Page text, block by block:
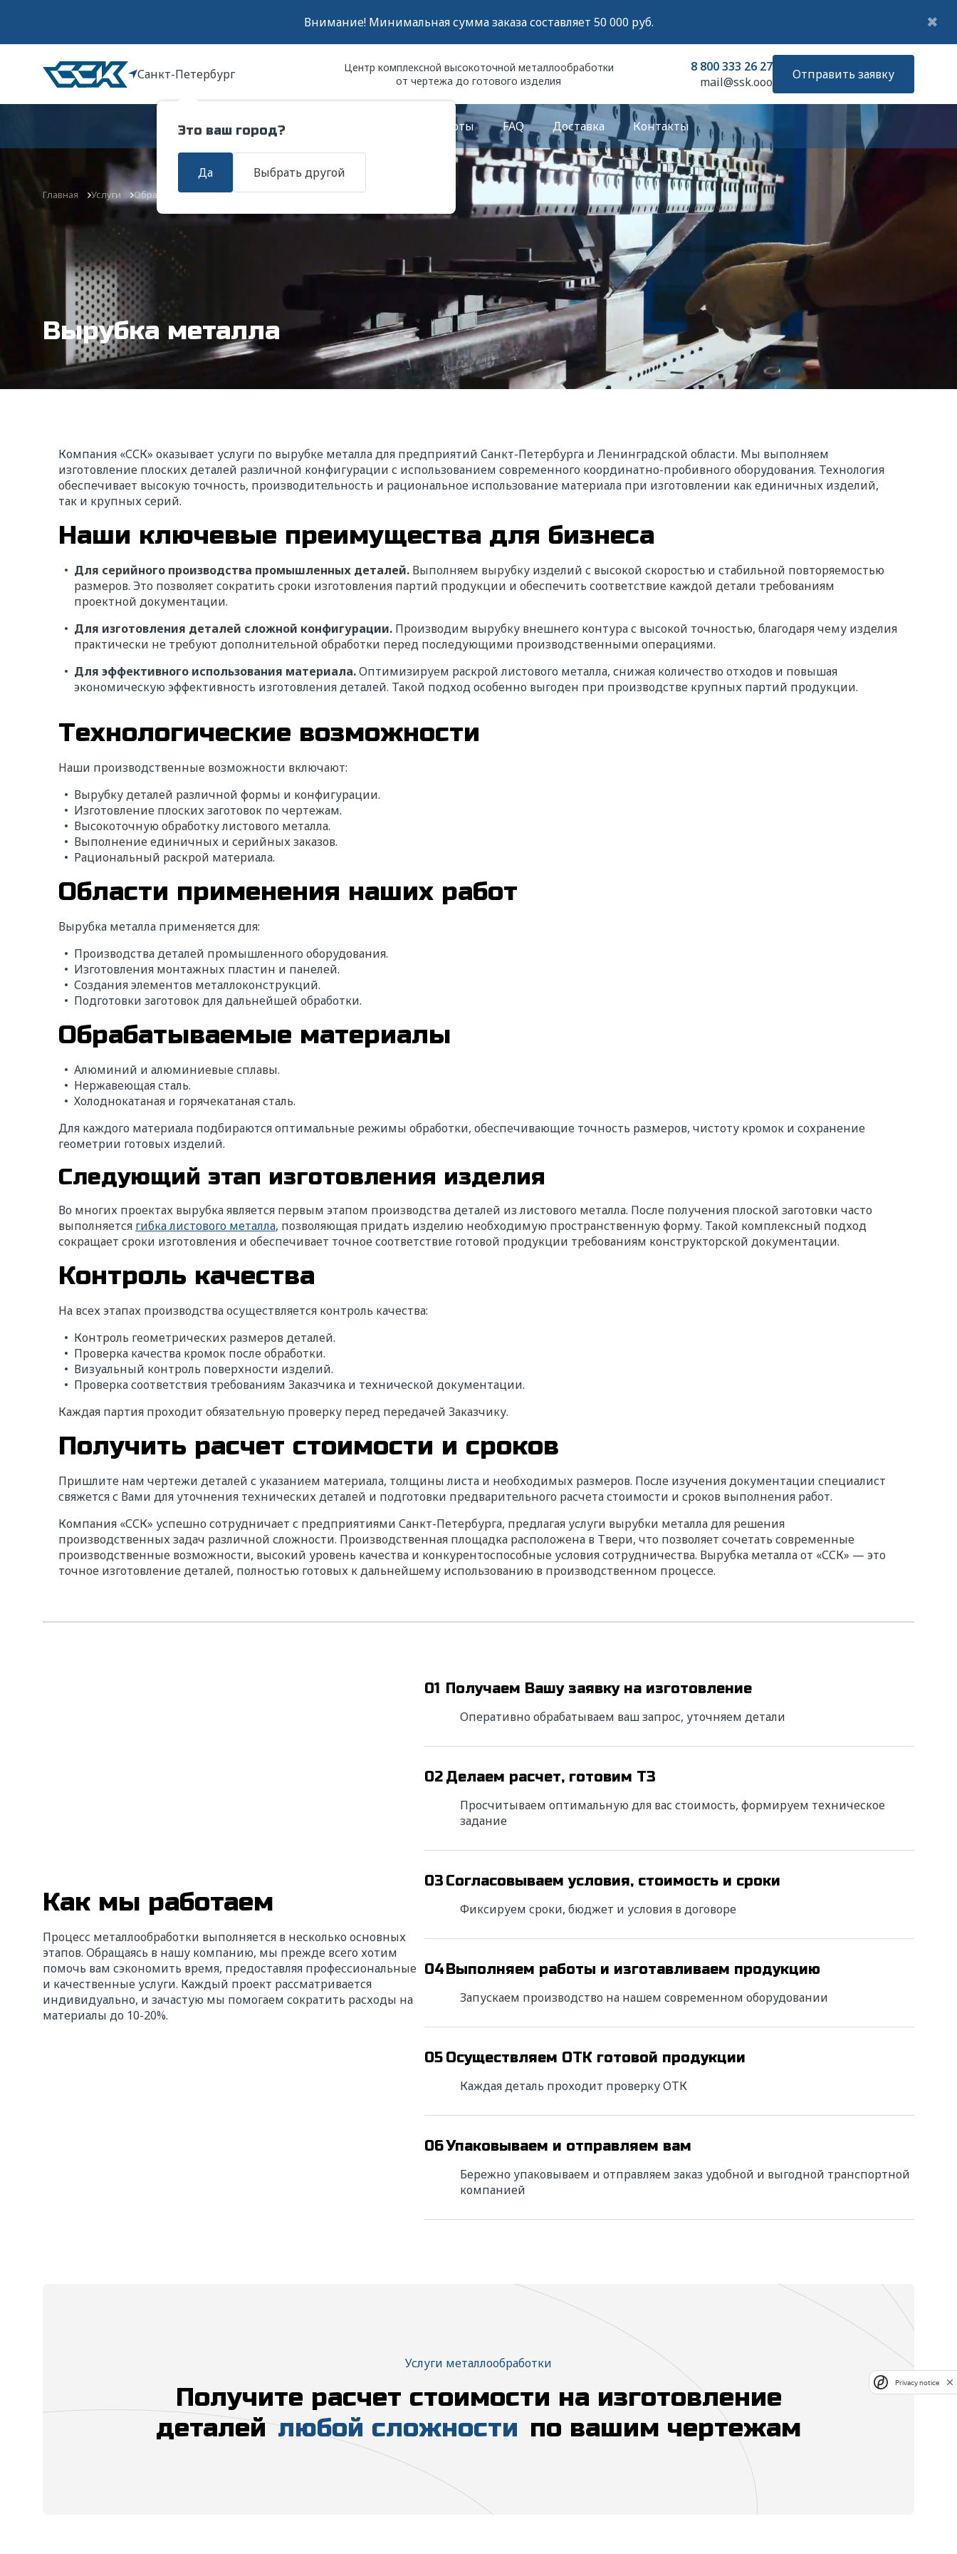
Внимание! Минимальная сумма заказа составляет 50 000 руб. ✖
Санкт-Петербург
Это ваш город?
Да Выбрать другой
Центр комплексной высокоточной металлообработки
от чертежа до готового изделия
8 800 333 26 27
mail@ssk.ooo
Отправить заявку
Услуги Работы FAQ Доставка Контакты
Главная Услуги Обработка металлов давлением Вырубка металла
Вырубка металла
Компания «ССК» оказывает услуги по вырубке металла для предприятий Санкт-Петербурга и Ленинградской области. Мы выполняем
изготовление плоских деталей различной конфигурации с использованием современного координатно-пробивного оборудования. Технология
обеспечивает высокую точность, производительность и рациональное использование материала при изготовлении как единичных изделий,
так и крупных серий.
Наши ключевые преимущества для бизнеса
Для серийного производства промышленных деталей. Выполняем вырубку изделий с высокой скоростью и стабильной повторяемостью
размеров. Это позволяет сократить сроки изготовления партий продукции и обеспечить соответствие каждой детали требованиям
проектной документации.
Для изготовления деталей сложной конфигурации. Производим вырубку внешнего контура с высокой точностью, благодаря чему изделия
практически не требуют дополнительной обработки перед последующими производственными операциями.
Для эффективного использования материала.Оптимизируем раскрой листового металла, снижая количество отходов и повышая
экономическую эффективность изготовления деталей. Такой подход особенно выгоден при производстве крупных партий продукции.
Технологические возможности
Наши производственные возможности включают:
Вырубку деталей различной формы и конфигурации.
Изготовление плоских заготовок по чертежам.
Высокоточную обработку листового металла.
Выполнение единичных и серийных заказов.
Рациональный раскрой материала.
Области применения наших работ
Вырубка металла применяется для:
Производства деталей промышленного оборудования.
Изготовления монтажных пластин и панелей.
Создания элементов металлоконструкций.
Подготовки заготовок для дальнейшей обработки.
Обрабатываемые материалы
Алюминий и алюминиевые сплавы.
Нержавеющая сталь.
Холоднокатаная и горячекатаная сталь.
Для каждого материала подбираются оптимальные режимы обработки, обеспечивающие точность размеров, чистоту кромок и сохранение
геометрии готовых изделий.
Следующий этап изготовления изделия
Во многих проектах вырубка является первым этапом производства деталей из листового металла. После получения плоской заготовки часто
выполняется гибка листового металла, позволяющая придать изделию необходимую пространственную форму. Такой комплексный подход
сокращает сроки изготовления и обеспечивает точное соответствие готовой продукции требованиям конструкторской документации.
Контроль качества
На всех этапах производства осуществляется контроль качества:
Контроль геометрических размеров деталей.
Проверка качества кромок после обработки.
Визуальный контроль поверхности изделий.
Проверка соответствия требованиям Заказчика и технической документации.
Каждая партия проходит обязательную проверку перед передачей Заказчику.
Получить расчет стоимости и сроков
Пришлите нам чертежи деталей с указанием материала, толщины листа и необходимых размеров. После изучения документации специалист
свяжется с Вами для уточнения технических деталей и подготовки предварительного расчета стоимости и сроков выполнения работ.
Компания «ССК» успешно сотрудничает с предприятиями Санкт-Петербурга, предлагая услуги вырубки металла для решения
производственных задач различной сложности. Производственная площадка расположена в Твери, что позволяет сочетать современные
производственные возможности, высокий уровень качества и конкурентоспособные условия сотрудничества. Вырубка металла от «ССК» — это
точное изготовление деталей, полностью готовых к дальнейшему использованию в производственном процессе.
Как мы работаем
Процесс металлообработки выполняется в несколько основных
этапов. Обращаясь в нашу компанию, мы прежде всего хотим
помочь вам сэкономить время, предоставляя профессиональные
и качественные услуги. Каждый проект рассматривается
индивидуально, и зачастую мы помогаем сократить расходы на
материалы до 10-20%.
01 Получаем Вашу заявку на изготовление
Оперативно обрабатываем ваш запрос, уточняем детали
02 Делаем расчет, готовим ТЗ
Просчитываем оптимальную для вас стоимость, формируем техническое
задание
03 Согласовываем условия, стоимость и сроки
Фиксируем сроки, бюджет и условия в договоре
04Выполняем работы и изготавливаем продукцию
Запускаем производство на нашем современном оборудовании
05 Осуществляем ОТК готовой продукции
Каждая деталь проходит проверку ОТК
06Упаковываем и отправляем вам
Бережно упаковываем и отправляем заказ удобной и выгодной транспортной
компанией
Услуги металлообработки
Получите расчет стоимости на изготовление
деталейлюбой сложности по вашим чертежам
Ищете надежного исполнителя?
Напишите нам!
Мы свяжемся с вами в ближайшее время для уточнения деталей расчета и в
условиями сотрудничества.
* — поля обязательные для заполнения
ФИО*
Название компании* ИНН*
Телефон* E-mail*
Сообщение*
Выбрать
данных" на условиях и для целей, определенных "Политикой обработки
Privacy notice